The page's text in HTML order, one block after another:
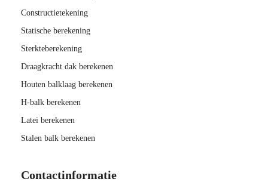
Constructietekening
Statische berekening
Sterkteberekening
Draagkracht dak berekenen
Houten balklaag berekenen
H-balk berekenen
Latei berekenen
Stalen balk berekenen
Contactinformatie